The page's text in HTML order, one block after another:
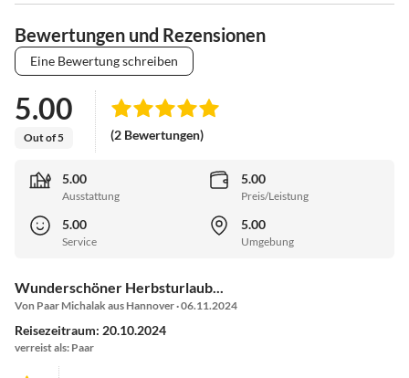
Bewertungen und Rezensionen
Eine Bewertung schreiben
5.00
Out of 5 (2 Bewertungen)
5.00
Ausstattung
5.00
Preis/Leistung
5.00
Service
5.00
Umgebung
Wunderschöner Herbsturlaub...
Von Paar Michalak aus Hannover · 06.11.2024
Reisezeitraum: 20.10.2024
verreist als: Paar